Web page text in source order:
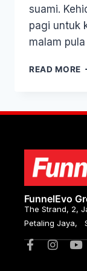
suami.
pagi untuk
malam
READ MORE
FunnelEvo
The Strand, 2,
Petaling Jaya,